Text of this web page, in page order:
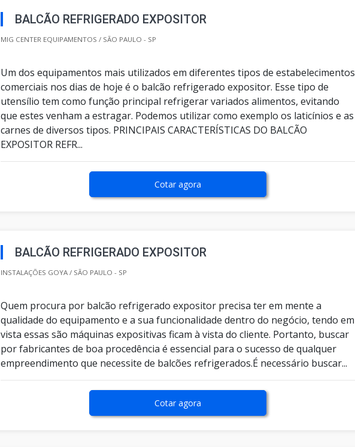
BALCÃO REFRIGERADO EXPOSITOR
MIG CENTER EQUIPAMENTOS / SÃO PAULO - SP
Um dos equipamentos mais utilizados em diferentes tipos de estabelecimentos
comerciais nos dias de hoje é o balcão refrigerado expositor. Esse tipo de
utensílio tem como função principal refrigerar variados alimentos, evitando
que estes venham a estragar. Podemos utilizar como exemplo os laticínios e as
carnes de diversos tipos. PRINCIPAIS CARACTERÍSTICAS DO BALCÃO
EXPOSITOR REFR...
Cotar agora
BALCÃO REFRIGERADO EXPOSITOR
INSTALAÇÕES GOYA / SÃO PAULO - SP
Quem procura por balcão refrigerado expositor precisa ter em mente a
qualidade do equipamento e a sua funcionalidade dentro do negócio, tendo em
vista essas são máquinas expositivas ficam à vista do cliente. Portanto, buscar
por fabricantes de boa procedência é essencial para o sucesso de qualquer
empreendimento que necessite de balcões refrigerados.É necessário buscar...
Cotar agora